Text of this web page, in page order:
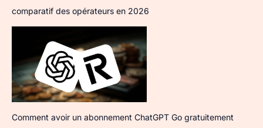
comparatif des opérateurs en 2026
Comment avoir un abonnement ChatGPT Go gratuitement